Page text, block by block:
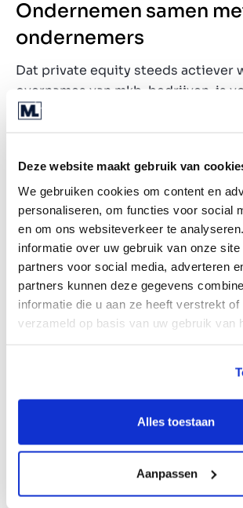
Deze website maakt gebruik van
We gebruiken cookies om content en
personaliseren, om functies voor social
en om ons websiteverkeer te
informatie over uw gebruik van onze site
partners voor social media, adverteren
partners kunnen deze gegevens
informatie die u aan ze heeft verstrekt of
verzameld op basis van uw gebruik van
Alles toestaan
Aanpassen
Ondernemen samen
ondernemers
Dat private equity steeds actiever
overnames van mkb-bedrijven, is
deel toe te schrijven aan
afschrijvingen) zijn er rendementen
van 10 tot 20% per jaar. Dat
sterk te verhogen door het
bankfinancieringen en bovenal
markt in het grootbedrijf is
waarderingen zijn er al hoog of
reeds meerdere keren van
gewisseld. In het mkb liggen nog
de verkoop van hun bedrijf van
zelf te investeren in private equity.
geïnvesteerd in private equity
Aansluiten bij een investeerder
verkopende ondernemers in veel
bedrijf toekomstbestendig blijft